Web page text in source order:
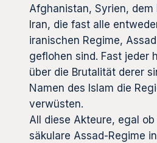
Afghanistan, Syrien, dem
Iran, die fast alle
iranischen Regime,
geflohen sind. Fast jeder
über die Brutalität derer
Namen des Islam die
verwüsten.
All diese Akteure, egal
säkulare Assad-Regime